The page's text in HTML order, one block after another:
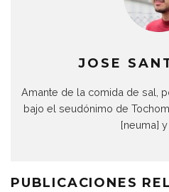
JOSE
Amante de la comida de sal,
bajo el seudónimo de
[neuma]
PUBLICACIONES